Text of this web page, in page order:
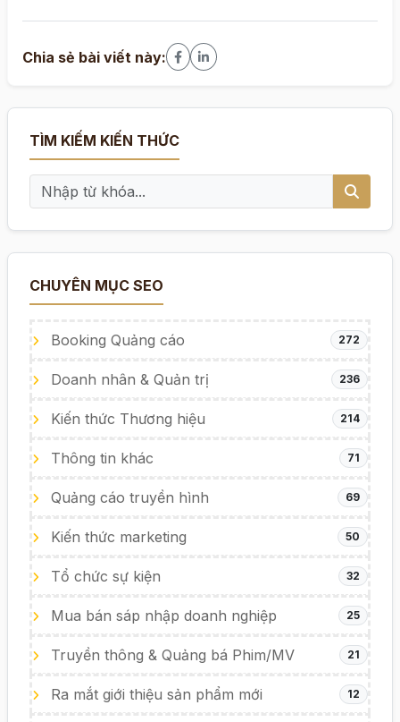
Chia sẻ bài viết này:
TÌM KIẾM KIẾN THỨC
CHUYÊN MỤC SEO
Booking Quảng cáo 272
Doanh nhân & Quản trị 236
Kiến thức Thương hiệu 214
Thông tin khác 71
Quảng cáo truyền hình 69
Kiến thức marketing 50
Tổ chức sự kiện 32
Mua bán sáp nhập doanh nghiệp 25
Truyền thông & Quảng bá Phim/MV 21
Ra mắt giới thiệu sản phẩm mới 12